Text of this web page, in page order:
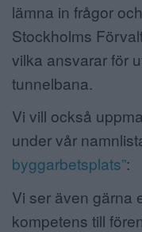
lämna in frågor
Stockholms
vilka ansvarar för
tunnelbana.
Vi vill också
under vår
byggarbetsplats”:
Vi ser även gärna
kompetens till